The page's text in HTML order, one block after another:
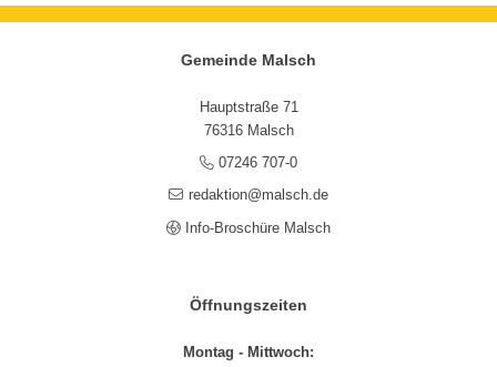
Gemeinde Malsch
Hauptstraße 71
76316 Malsch
07246 707-0
redaktion@malsch.de
Info-Broschüre Malsch
Öffnungszeiten
Montag - Mittwoch: